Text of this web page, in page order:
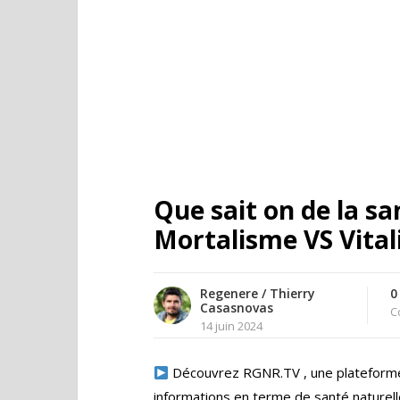
Que sait on de la
Mortalisme VS
Regenere / Thierry
Casasnovas
14 juin 2024
0
Découvrez RGNR.TV , une
informations en terme de santé